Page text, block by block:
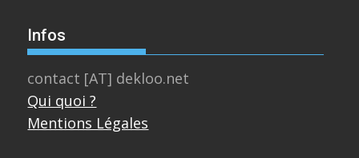
Infos
contact [AT] dekloo.net
Qui quoi ?
Mentions Légales